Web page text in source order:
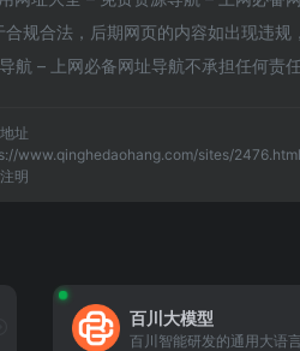
规合法，后期网页的内容如出现违规，
– 上网必备网址导航不承担任何责任
址
www.qinghedaohang.com/sites/
明
百川大模型